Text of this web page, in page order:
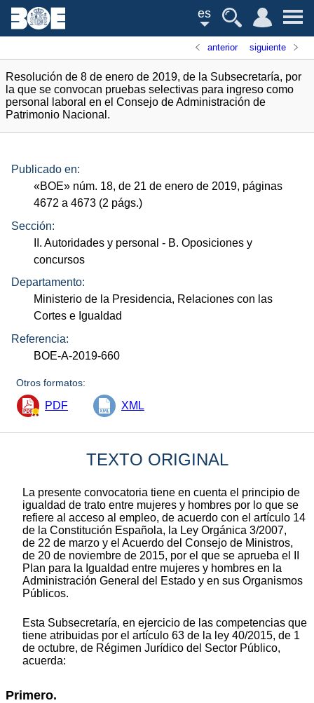
es
anterior siguiente
Resolución de 8 de enero de 2019, de la Subsecretaría, por
la que se convocan pruebas selectivas para ingreso como
personal laboral en el Consejo de Administración de
Patrimonio Nacional.
Publicado en:
«BOE» núm. 18, de 21 de enero de 2019, páginas
4672 a 4673 (2 págs.)
Sección:
II. Autoridades y personal - B. Oposiciones y
concursos
Departamento:
Ministerio de la Presidencia, Relaciones con las
Cortes e Igualdad
Referencia:
BOE-A-2019-660
Otros formatos:
PDF XML
TEXTO ORIGINAL
La presente convocatoria tiene en cuenta el principio de
igualdad de trato entre mujeres y hombres por lo que se
refiere al acceso al empleo, de acuerdo con el artículo 14
de la Constitución Española, la Ley Orgánica 3/2007,
de 22 de marzo y el Acuerdo del Consejo de Ministros,
de 20 de noviembre de 2015, por el que se aprueba el II
Plan para la Igualdad entre mujeres y hombres en la
Administración General del Estado y en sus Organismos
Públicos.
Esta Subsecretaría, en ejercicio de las competencias que
tiene atribuidas por el artículo 63 de la ley 40/2015, de 1
de octubre, de Régimen Jurídico del Sector Público,
acuerda:
Primero.